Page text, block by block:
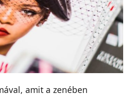
amit a zenében